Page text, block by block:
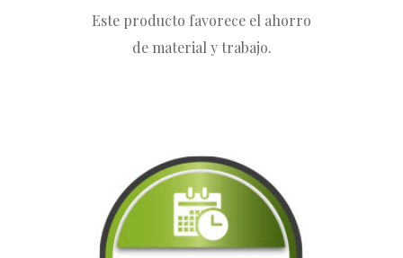
Este producto favorece el ahorro
de material y trabajo.